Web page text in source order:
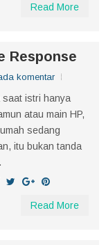
Read More
Response
komentar
saat istri hanya
atau main HP,
sedang
itu bukan tanda
Read More